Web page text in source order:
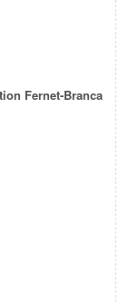
Fernet-Branca